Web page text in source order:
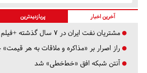
آخرین اخبار پربازدیدترین
مشتریان نفت ایران در ۷ سال گذشته +فیلم
راز اصرار بر «مذاکره و ملاقات به هر
آنتن شبکه افق «خط‌خطی» شد